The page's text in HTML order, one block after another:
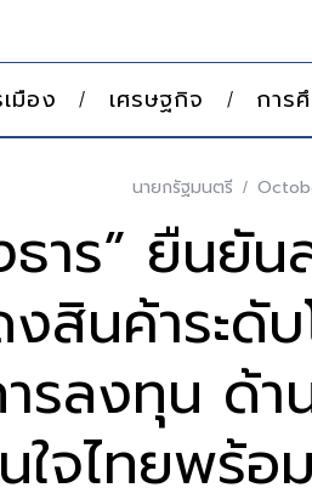
มือง เศรษฐกิจ การ
นายกรัฐมนตรี
าร” ยืนยั
สินค้าระดั
รลงทุน ด้า
ใจไทยพร้อ